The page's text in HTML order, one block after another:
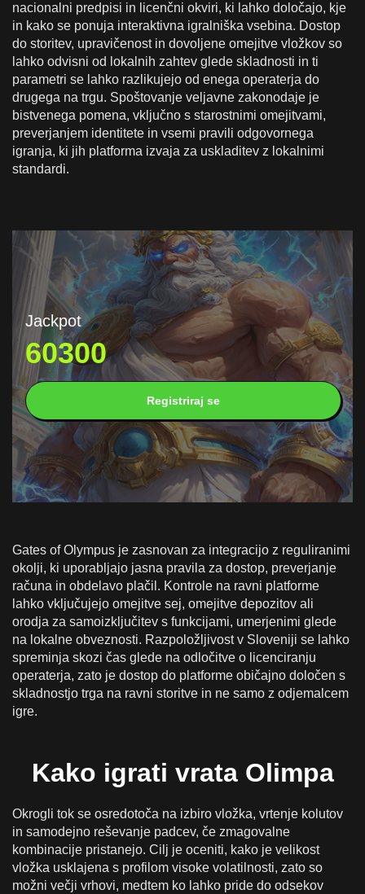
nacionalni predpisi in licenčni okviri, ki lahko določajo, kje
in kako se ponuja interaktivna igralniška vsebina. Dostop
do storitev, upravičenost in dovoljene omejitve vložkov so
lahko odvisni od lokalnih zahtev glede skladnosti in ti
parametri se lahko razlikujejo od enega operaterja do
drugega na trgu. Spoštovanje veljavne zakonodaje je
bistvenega pomena, vključno s starostnimi omejitvami,
preverjanjem identitete in vsemi pravili odgovornega
igranja, ki jih platforma izvaja za uskladitev z lokalnimi
standardi.
Jackpot
60300
Registriraj se
Gates of Olympus je zasnovan za integracijo z reguliranimi
okolji, ki uporabljajo jasna pravila za dostop, preverjanje
računa in obdelavo plačil. Kontrole na ravni platforme
lahko vključujejo omejitve sej, omejitve depozitov ali
orodja za samoizključitev s funkcijami, umerjenimi glede
na lokalne obveznosti. Razpoložljivost v Sloveniji se lahko
spreminja skozi čas glede na odločitve o licenciranju
operaterja, zato je dostop do platforme običajno določen s
skladnostjo trga na ravni storitve in ne samo z odjemalcem
igre.
Kako igrati vrata Olimpa
Okrogli tok se osredotoča na izbiro vložka, vrtenje kolutov
in samodejno reševanje padcev, če zmagovalne
kombinacije pristanejo. Cilj je oceniti, kako je velikost
vložka usklajena s profilom visoke volatilnosti, zato so
možni večji vrhovi, medtem ko lahko pride do odsekov